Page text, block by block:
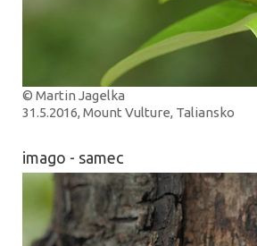
© Martin Jagelka
31.5.2016, Mount Vulture, Taliansko
imago - samec